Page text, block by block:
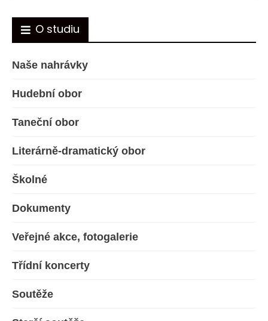
O studiu
Naše nahrávky
Hudební obor
Taneční obor
Literárně-dramatický obor
Školné
Dokumenty
Veřejné akce, fotogalerie
Třídní koncerty
Soutěže